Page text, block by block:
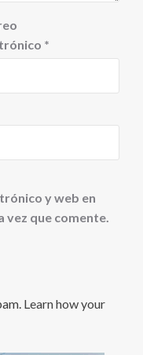
*
y web en
vez que comente.
Learn how your